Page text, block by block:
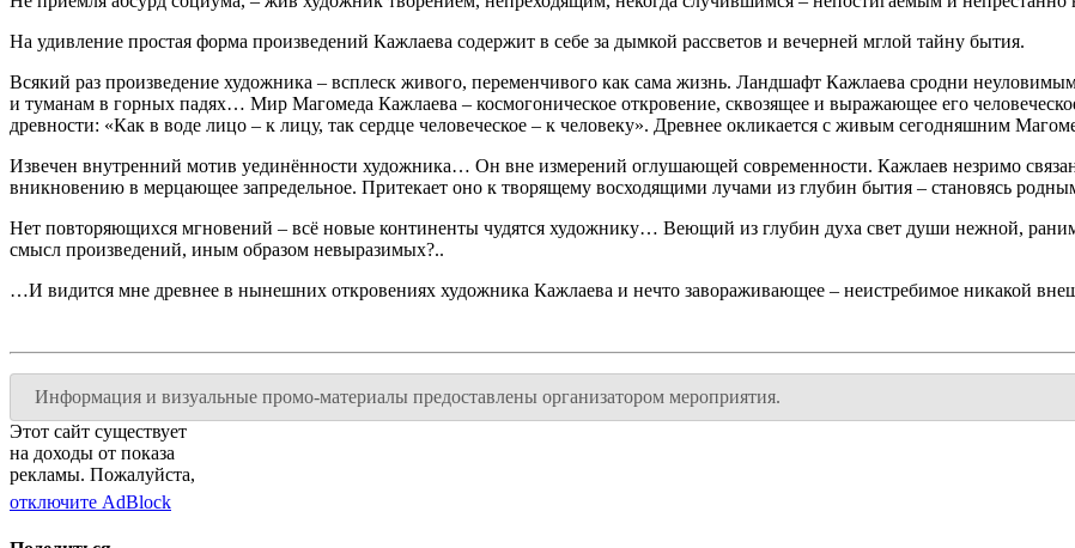
На удивление простая форма произведений Кажлаева содержит в себе за дымкой рассветов и вечерней мглой тайну бытия.
Всякий раз произведение художника – всплеск живого, переменчивого как сама жизнь. Ландшафт Кажлаева сродни
и туманам в горных падях… Мир Магомеда Кажлаева – космогоническое откровение, сквозящее и выражающее его
древности: «Как в воде лицо – к лицу, так сердце человеческое – к человеку». Древнее окликается с живым сегодняшним
Извечен внутренний мотив уединённости художника… Он вне измерений оглушающей современности. Кажлаев незримо
вникновению в мерцающее запредельное. Притекает оно к творящему восходящими лучами из глубин бытия – становясь
Нет повторяющихся мгновений – всё новые континенты чудятся художнику… Веющий из глубин духа свет души нежной,
смысл произведений, иным образом невыразимых?..
…И видится мне древнее в нынешних откровениях художника Кажлаева и нечто завораживающее – неистребимое никакой
Информация и визуальные промо-материалы предоставлены организатором мероприятия.
Этот сайт существует
на доходы от показа
рекламы. Пожалуйста,
отключите AdBlock